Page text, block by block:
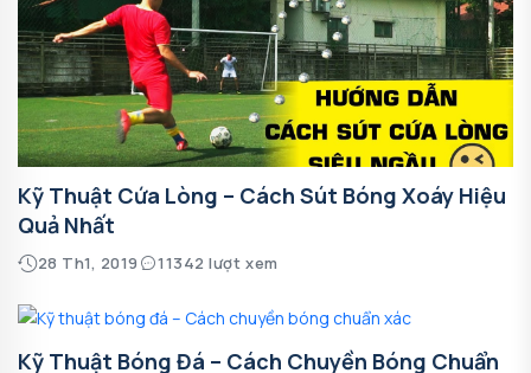
Kỹ Thuật Cứa Lòng – Cách Sút Bóng Xoáy Hiệu
Quả Nhất
28 Th1, 2019 11342 lượt xem
Kỹ Thuật Bóng Đá – Cách Chuyền Bóng Chuẩn